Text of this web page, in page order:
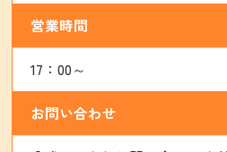
営業時間
17：00～
お問い合わせ